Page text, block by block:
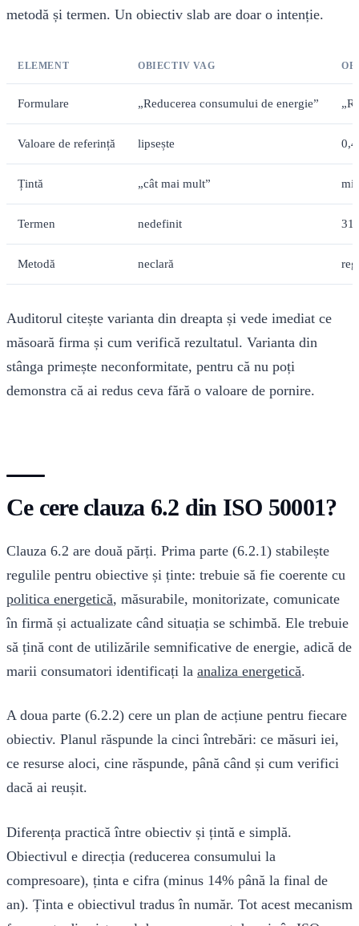
metodă și termen. Un obiectiv slab are doar o intenție.
ELEMENT OBIECTIV VAG
Formulare „Reducerea consumului de energie”
Valoare de referință lipsește
Țintă „cât mai mult”
Termen nedefinit 31
Metodă neclară
Auditorul citește varianta din dreapta și vede imediat ce
măsoară firma și cum verifică rezultatul. Varianta din
stânga primește neconformitate, pentru că nu poți
demonstra că ai redus ceva fără o valoare de pornire.
Ce cere clauza 6.2 din ISO 50001?
Clauza 6.2 are două părți. Prima parte (6.2.1) stabilește
regulile pentru obiective și ținte: trebuie să fie coerente cu
politica energetică, măsurabile, monitorizate, comunicate
în firmă și actualizate când situația se schimbă. Ele trebuie
să țină cont de utilizările semnificative de energie, adică de
marii consumatori identificați la analiza energetică.
A doua parte (6.2.2) cere un plan de acțiune pentru fiecare
obiectiv. Planul răspunde la cinci întrebări: ce măsuri iei,
ce resurse aloci, cine răspunde, până când și cum verifici
dacă ai reușit.
Diferența practică între obiectiv și țintă e simplă.
Obiectivul e direcția (reducerea consumului la
compresoare), ținta e cifra (minus 14% până la final de
an). Ținta e obiectivul tradus în număr. Tot acest mecanism